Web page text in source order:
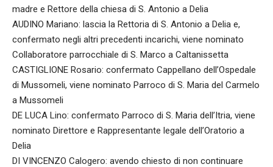
madre e Rettore della chiesa di S. Antonio a Delia
AUDINO Mariano: lascia la Rettoria di S. Antonio a Delia e,
confermato negli altri precedenti incarichi, viene nominato
Collaboratore parrocchiale di S. Marco a Caltanissetta
CASTIGLIONE Rosario: confermato Cappellano dell’Ospedale
di Mussomeli, viene nominato Parroco di S. Maria del Carmelo
a Mussomeli
DE LUCA Lino: confermato Parroco di S. Maria dell’Itria, viene
nominato Direttore e Rappresentante legale dell’Oratorio a
Delia
DI VINCENZO Calogero: avendo chiesto di non continuare